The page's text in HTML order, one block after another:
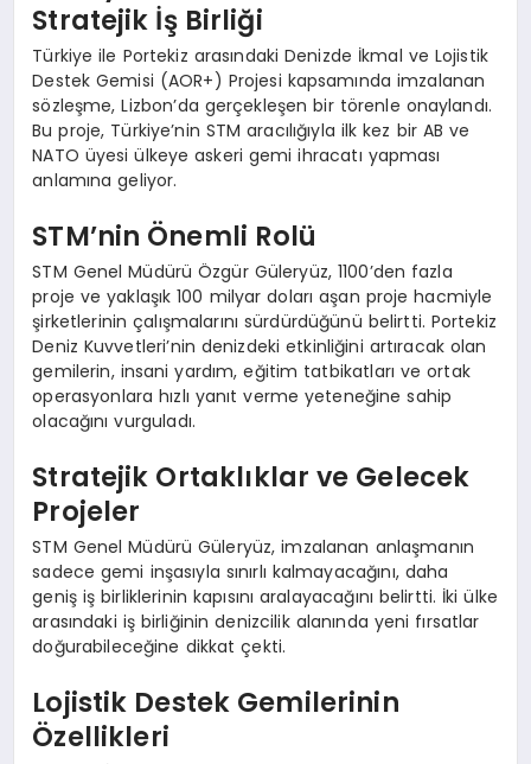
Stratejik İş Birliği
Türkiye ile Portekiz arasındaki Denizde İkmal ve Lojistik
Destek Gemisi (AOR+) Projesi kapsamında imzalanan
sözleşme, Lizbon’da gerçekleşen bir törenle onaylandı.
Bu proje, Türkiye’nin STM aracılığıyla ilk kez bir AB ve
NATO üyesi ülkeye askeri gemi ihracatı yapması
anlamına geliyor.
STM’nin Önemli Rolü
STM Genel Müdürü Özgür Güleryüz, 1100’den fazla
proje ve yaklaşık 100 milyar doları aşan proje hacmiyle
şirketlerinin çalışmalarını sürdürdüğünü belirtti. Portekiz
Deniz Kuvvetleri’nin denizdeki etkinliğini artıracak olan
gemilerin, insani yardım, eğitim tatbikatları ve ortak
operasyonlara hızlı yanıt verme yeteneğine sahip
olacağını vurguladı.
Stratejik Ortaklıklar ve Gelecek
Projeler
STM Genel Müdürü Güleryüz, imzalanan anlaşmanın
sadece gemi inşasıyla sınırlı kalmayacağını, daha
geniş iş birliklerinin kapısını aralayacağını belirtti. İki ülke
arasındaki iş birliğinin denizcilik alanında yeni fırsatlar
doğurabileceğine dikkat çekti.
Lojistik Destek Gemilerinin
Özellikleri